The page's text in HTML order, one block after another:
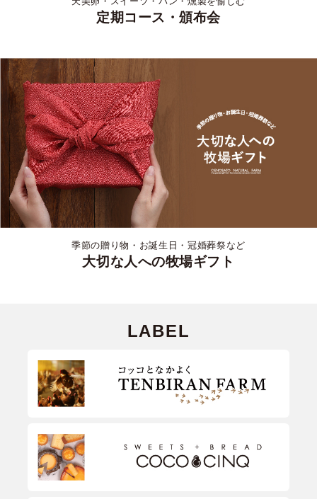
定期コース・頒布会
季節の贈り物・お誕生日・冠婚葬祭など
大切な人への牧場ギフト
LABEL